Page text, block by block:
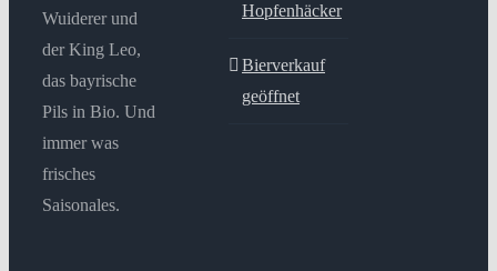
Wuiderer und
der King Leo,
das bayrische
Pils in Bio. Und
immer was
frisches
Saisonales.
Hopfenhäcker
Bierverkauf
geöffnet